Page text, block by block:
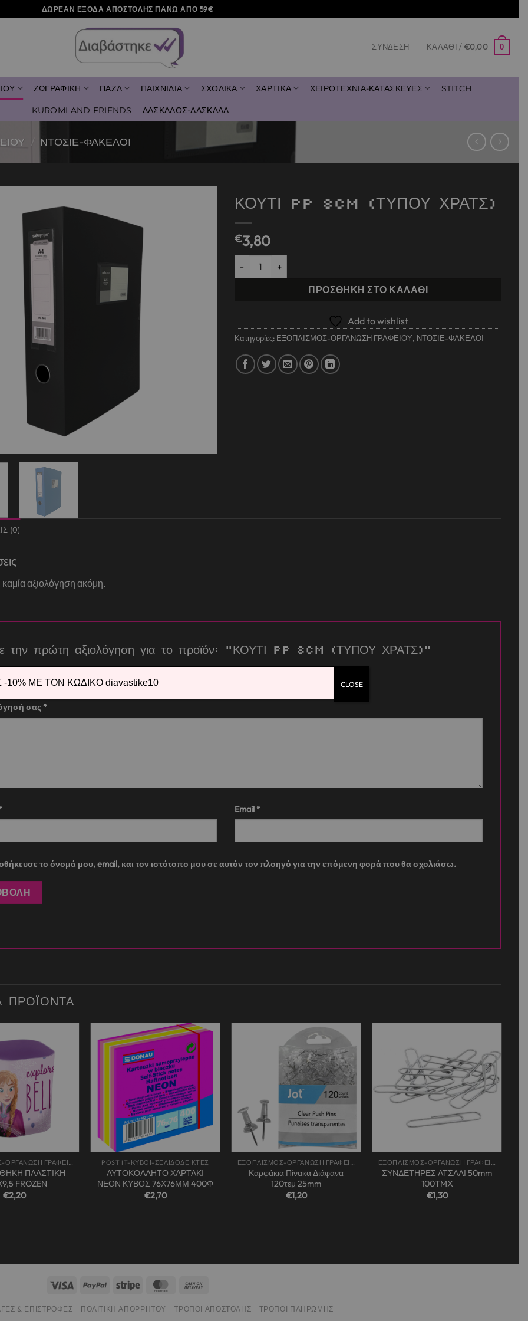
ΔΩΡΕΑΝ ΕΞΟΔΑ ΑΠΟΣΤΟΛΗΣ ΠΑΝΩ ΑΠΟ 59€
ΣΎΝΔΕΣΗ ΚΑΛΆΘΙ / €0,00 0
ΖΩΓΡΑΦΙΚΗ ΠΑΖΛ ΠΑΙΧΝΙΔΙΑ ΣΧΟΛΙΚΑ ΧΑΡΤΙΚΑ ΧΕΙΡΟΤΕΧΝΙΑ-ΚΑΤΑΣΚΕΥΕΣ STITCH
KUROMI AND FRIENDS ΔΑΣΚΑΛΟΣ-ΔΑΣΚΑΛΑ
ΝΤΟΣΙΕ-ΦΑΚΕΛΟΙ
ΚΟΥΤΙ PP 8cm (ΤΥΠΟΥ ΧΡΑΤΣ)
€3,80
ΚΟΥΤΙ PP 8cm (ΤΥΠΟΥ ΧΡΑΤΣ) ποσότητα
ΠΡΟΣΘΉΚΗ ΣΤΟ ΚΑΛΆΘΙ
Add to wishlist
Κατηγορίες: ΕΞΟΠΛΙΣΜΟΣ-ΟΡΓΑΝΩΣΗ ΓΡΑΦΕΙΟΥ, ΝΤΟΣΙΕ-ΦΑΚΕΛΟΙ
(0)
αξιολόγηση ακόμη.
την πρώτη αξιολόγηση για το προϊόν: “ΚΟΥΤΙ PP 8cm (ΤΥΠΟΥ ΧΡΑΤΣ)”
σας *
Email *
το όνομά μου, email, και τον ιστότοπο μου σε αυτόν τον πλοηγό για την επόμενη φορά που θα σχολιάσω.
ΠΡΟΪΌΝΤΑ
Add to
ΠΛΑΣΤΙΚΗ
FROZEN
€2,20
Add to
POST IT-ΚΥΒΟΙ-ΣΕΛΙΔΟΔΕΙΚΤΕΣ
ΑΥΤΟΚΟΛΛΗΤΟ ΧΑΡΤΑΚΙ
ΝΕΟΝ ΚΥΒΟΣ 76Χ76ΜΜ 400Φ
€2,70
Add to
wishlist
Καρφάκια Πίνακα Διάφανα
120τεμ 25mm
€1,20
Add to
wishlist
ΣΥΝΔΕΤΗΡΕΣ ΑΤΣΑΛΙ 50mm
100TMX
€1,30
& ΕΠΙΣΤΡΟΦΈΣ ΠΟΛΙΤΙΚΉ ΑΠΟΡΡΉΤΟΥ ΤΡΌΠΟΙ ΑΠΟΣΤΟΛΉΣ ΤΡΌΠΟΙ ΠΛΗΡΩΜΉΣ
10% ΜΕ ΤΟΝ ΚΩΔΙΚΟ diavastike10 CLOSE